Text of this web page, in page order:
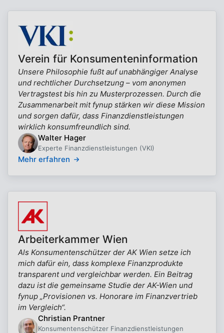
Verein für Konsumenteninformation
Unsere Philosophie fußt auf unabhängiger Analyse
und rechtlicher Durchsetzung – vom anonymen
Vertragstest bis hin zu Musterprozessen. Durch die
Zusammenarbeit mit fynup stärken wir diese Mission
und sorgen dafür, dass Finanzdienstleistungen
wirklich konsumfreundlich sind.
Walter Hager
Experte Finanzdienstleistungen (VKI)
Mehr erfahren
Arbeiterkammer Wien
Als Konsumentenschützer der AK Wien setze ich
mich dafür ein, dass komplexe Finanzprodukte
transparent und vergleichbar werden. Ein Beitrag
dazu ist die gemeinsame Studie der AK-Wien und
fynup „Provisionen vs. Honorare im Finanzvertrieb
im Vergleich“.
Christian Prantner
Konsumentenschützer Finanzdienstleistungen